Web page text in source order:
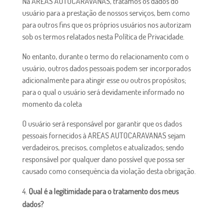
usuário para a prestação de nossos serviços, bem como
para outros fins que os próprios usuários nos autorizam
sob os termos relatados nesta Política de Privacidade.
No entanto, durante o termo do relacionamento com o
usuário, outros dados pessoais podem ser incorporados
adicionalmente para atingir esse ou outros propósitos;
para o qual o usuário será devidamente informado no
momento da coleta
O usuário será responsável por garantir que os dados
pessoais fornecidos à AREAS AUTOCARAVANAS sejam
verdadeiros, precisos, completos e atualizados; sendo
responsável por qualquer dano possível que possa ser
causado como consequência da violação desta obrigação.
Qual é a legitimidade para o tratamento dos meus
dados?